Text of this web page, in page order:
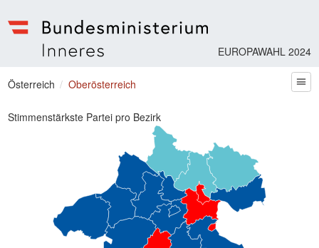
EUROPAWAHL 2024
Sie befinden sich hier
Österreich Oberösterreich
Stimmenstärkste Partei pro Bezirk